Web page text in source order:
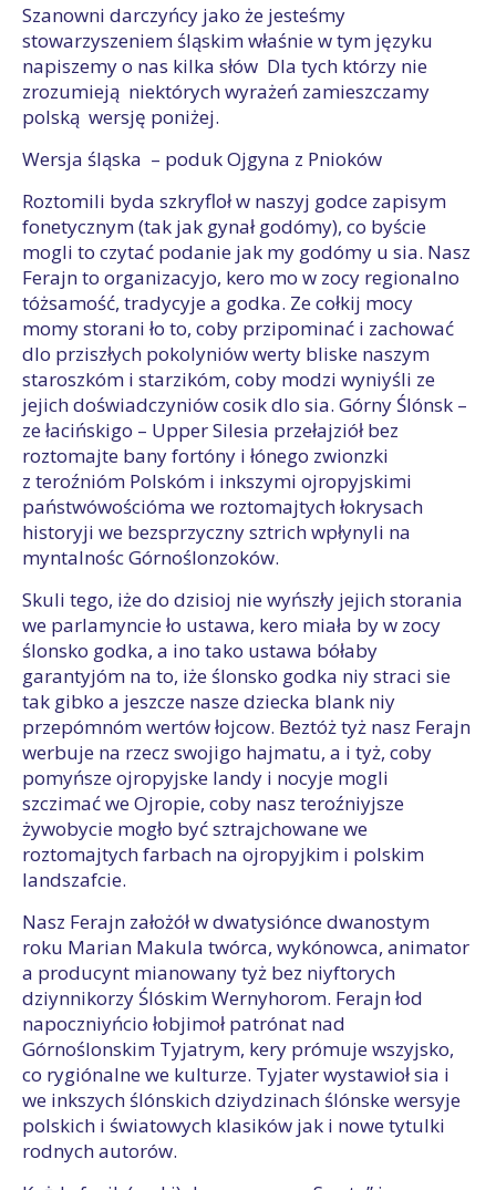
Szanowni darczyńcy jako że jesteśmy
stowarzyszeniem śląskim właśnie w tym języku
napiszemy o nas kilka słów Dla tych którzy nie
zrozumieją niektórych wyrażeń zamieszczamy
polską wersję poniżej.
Wersja śląska – poduk Ojgyna z Pnioków
Roztomili byda szkryfloł w naszyj godce zapisym
fonetycznym (tak jak gynał godómy), co byście
mogli to czytać podanie jak my godómy u sia. Nasz
Ferajn to organizacyjo, kero mo w zocy regionalno
tóżsamość, tradycyje a godka. Ze cołkij mocy
momy storani ło to, coby przipominać i zachować
dlo prziszłych pokolyniów werty bliske naszym
staroszkóm i starzikóm, coby modzi wyniyśli ze
jejich doświadczyniów cosik dlo sia. Górny Ślónsk –
ze łacińskigo – Upper Silesia przełajziół bez
roztomajte bany fortóny i łónego zwionzki
z teroźnióm Polskóm i inkszymi ojropyjskimi
państwówościóma we roztomajtych łokrysach
historyji we bezsprzyczny sztrich wpłynyli na
myntalnośc Górnoślonzoków.
Skuli tego, iże do dzisioj nie wyńszły jejich storania
we parlamyncie ło ustawa, kero miała by w zocy
ślonsko godka, a ino tako ustawa bółaby
garantyjóm na to, iże ślonsko godka niy straci sie
tak gibko a jeszcze nasze dziecka blank niy
przepómnóm wertów łojcow. Beztóż tyż nasz Ferajn
werbuje na rzecz swojigo hajmatu, a i tyż, coby
pomyńsze ojropyjske landy i nocyje mogli
szczimać we Ojropie, coby nasz teroźniyjsze
żywobycie mogło być sztrajchowane we
roztomajtych farbach na ojropyjkim i polskim
landszafcie.
Nasz Ferajn założół w dwatysiónce dwanostym
roku Marian Makula twórca, wykónowca, animator
a producynt mianowany tyż bez niyftorych
dziynnikorzy Ślóskim Wernyhorom. Ferajn łod
napoczniyńcio łobjimoł patrónat nad
Górnoślonskim Tyjatrym, kery prómuje wszyjsko,
co rygiónalne we kulturze. Tyjater wystawioł sia i
we inkszych ślónskich dziydzinach ślónske wersyje
polskich i światowych klasików jak i nowe tytulki
rodnych autorów.